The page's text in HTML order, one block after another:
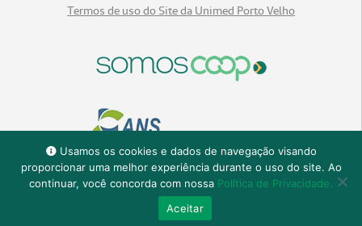
Usamos os cookies e dados de navegação visando
proporcionar uma melhor experiência durante o uso do site. Ao
continuar, você concorda com nossa Política de Privacidade.
Aceitar
Termos de uso do Site da Unimed Porto Velho